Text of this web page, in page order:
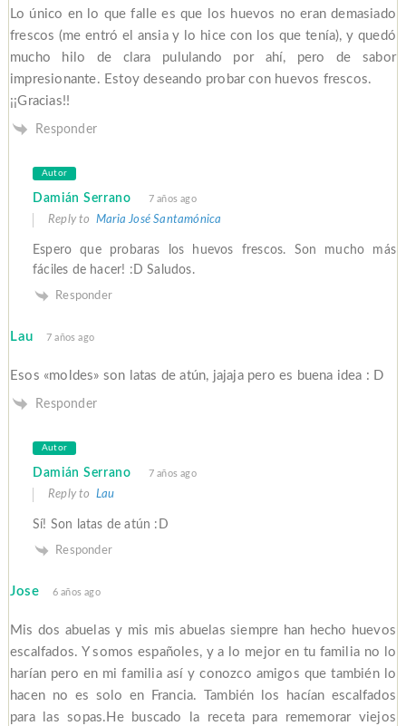
Lo único en lo que falle es que los huevos no eran demasiado
frescos (me entró el ansia y lo hice con los que tenía), y quedó
mucho hilo de clara pululando por ahí, pero de sabor
impresionante. Estoy deseando probar con huevos frescos.
¡¡Gracias!!
Responder
Autor
Damián Serrano 7 años ago
Reply to Maria José Santamónica
Espero que probaras los huevos frescos. Son mucho más
fáciles de hacer! :D Saludos.
Responder
Lau 7 años ago
Esos «moldes» son latas de atún, jajaja pero es buena idea : D
Responder
Autor
Damián Serrano 7 años ago
Reply to Lau
Sí! Son latas de atún :D
Responder
Jose 6 años ago
Mis dos abuelas y mis mis abuelas siempre han hecho huevos
escalfados. Y somos españoles, y a lo mejor en tu familia no lo
harían pero en mi familia así y conozco amigos que también lo
hacen no es solo en Francia. También los hacían escalfados
para las sopas.He buscado la receta para rememorar viejos